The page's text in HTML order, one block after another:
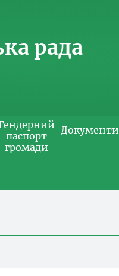
рада
паспорт
громади
Документи